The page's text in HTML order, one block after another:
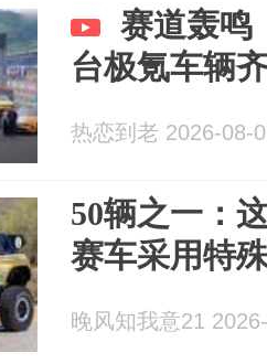
赛道轰鸣
台极氪车辆
热恋到老 2026-08-
50辆之一：
赛车采用特
晚风知我意21